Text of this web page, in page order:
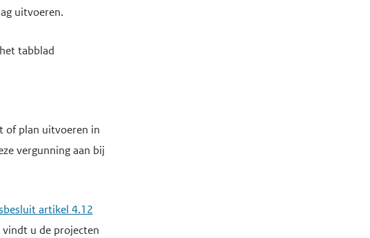
uitvoeren.
tabblad
of plan uitvoeren in
vergunning aan bij
artikel 4.12
u de projecten